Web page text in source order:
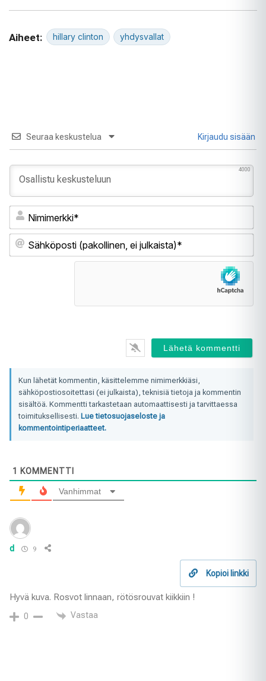
Aiheet: hillary clinton yhdysvallat
Seuraa keskustelua Kirjaudu sisään
4000
ei
Kun lähetät kommentin, käsittelemme nimimerkkiäsi,
sähköpostiosoitettasi (ei julkaista), teknisiä tietoja ja kommentin
sisältöä. Kommentti tarkastetaan automaattisesti ja tarvittaessa
toimituksellisesti. Lue tietosuojaseloste ja
kommentointiperiaatteet.
1 KOMMENTTI
Vanhimmat
d 9
Kopioi linkki
Hyvä kuva. Rosvot linnaan, rötösrouvat kiikkiin !
0 Vastaa